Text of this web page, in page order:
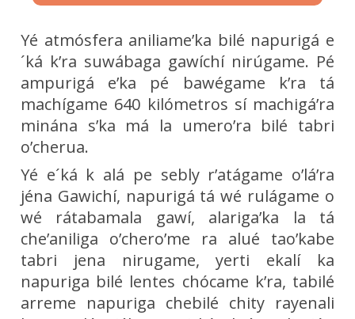
Yé atmósfera aniliame’ka bilé napurigá e
´ká k’ra suwábaga gawíchí nirúgame. Pé
ampurigá e’ka pé bawégame k’ra tá
machígame 640 kilómetros sí machigá’ra
minána s’ka má la umero’ra bilé tabri
o’cherua.
Yé e´ká k alá pe sebly r’atágame o’lá’ra
jéna Gawichí, napurigá tá wé rulágame o
wé rátabamala gawí, alariga’ka la tá
che’aniliga o’chero’me ra alué tao’kabe
tabri jena nirugame, yerti ekalí ka
napuriga bilé lentes chócame k’ra, tabilé
arreme napuriga chebilé chity rayenali